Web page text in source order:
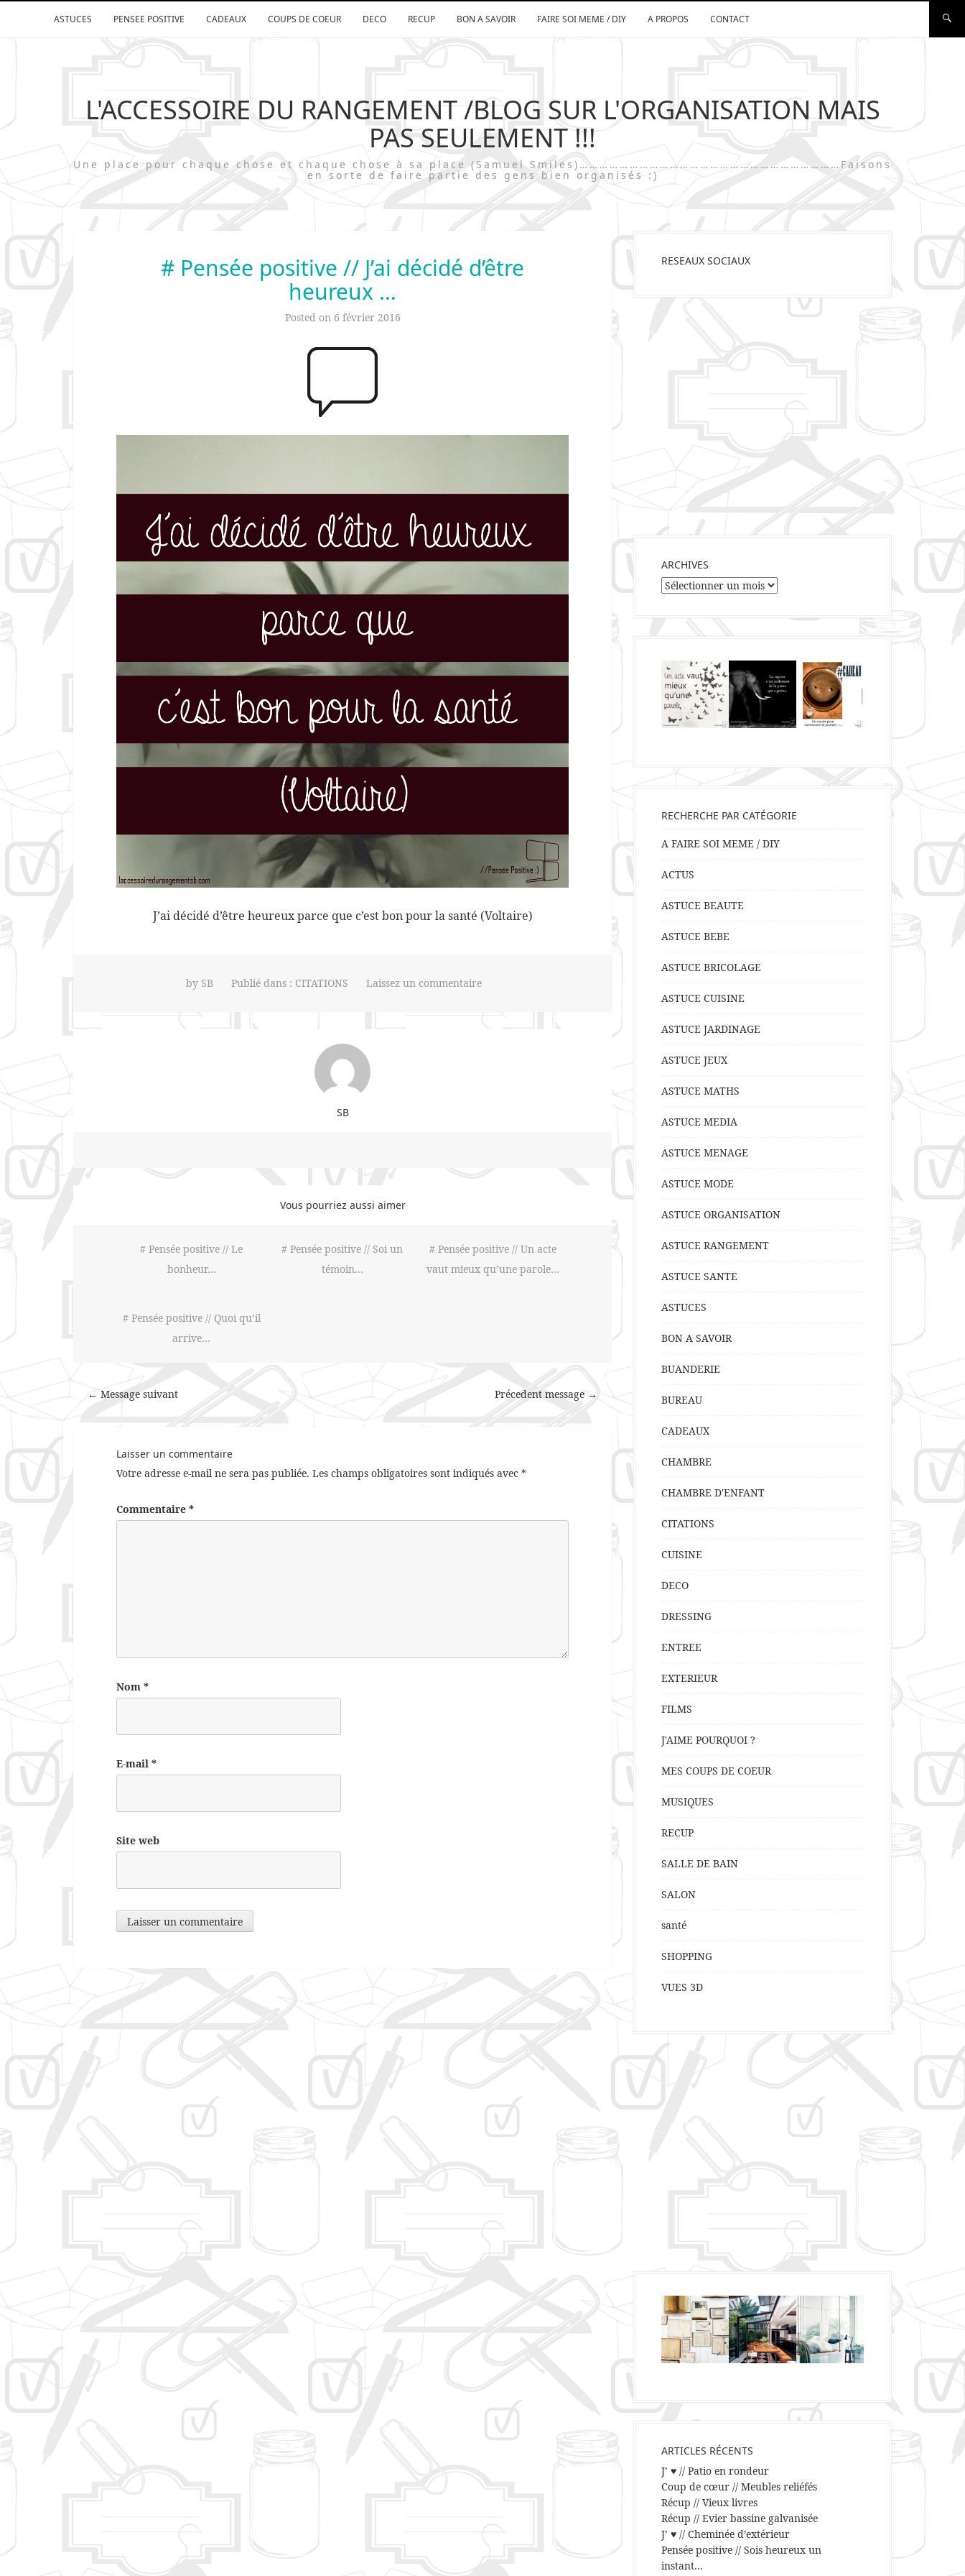
ASTUCES PENSEE POSITIVE CADEAUX COUPS DE COEUR DECO RECUP BON A SAVOIR FAIRE SOI MEME / DIY A PROPOS CONTACT
L'ACCESSOIRE DU RANGEMENT /BLOG SUR L'ORGANISATION MAIS
PAS SEULEMENT !!!
Une place pour chaque chose et chaque chose à sa place (Samuel Smiles)……………………………………………………………………Faisons
en sorte de faire partie des gens bien organisés :)
# Pensée positive // J’ai décidé d’être
heureux …
Posted on 6 février 2016
J’ai décidé d’être heureux parce que c’est bon pour la santé (Voltaire)
by SB Publié dans : CITATIONS Laissez un commentaire
SB
Vous pourriez aussi aimer
# Pensée positive // Le
bonheur…
# Pensée positive // Soi un
témoin…
# Pensée positive // Un acte
vaut mieux qu’une parole…
# Pensée positive // Quoi qu’il
arrive…
Précedent message →
← Message suivant
Laisser un commentaire
Votre adresse e-mail ne sera pas publiée. Les champs obligatoires sont indiqués avec *
Commentaire *
Nom *
E-mail *
Site web
RESEAUX SOCIAUX
ARCHIVES
Archives
RECHERCHE PAR CATÉGORIE
A FAIRE SOI MEME / DIY
ACTUS
ASTUCE BEAUTE
ASTUCE BEBE
ASTUCE BRICOLAGE
ASTUCE CUISINE
ASTUCE JARDINAGE
ASTUCE JEUX
ASTUCE MATHS
ASTUCE MEDIA
ASTUCE MENAGE
ASTUCE MODE
ASTUCE ORGANISATION
ASTUCE RANGEMENT
ASTUCE SANTE
ASTUCES
BON A SAVOIR
BUANDERIE
BUREAU
CADEAUX
CHAMBRE
CHAMBRE D'ENFANT
CITATIONS
CUISINE
DECO
DRESSING
ENTREE
EXTERIEUR
FILMS
J'AIME POURQUOI ?
MES COUPS DE COEUR
MUSIQUES
RECUP
SALLE DE BAIN
SALON
santé
SHOPPING
VUES 3D
ARTICLES RÉCENTS
J’ ♥ // Patio en rondeur
Coup de cœur // Meubles reliéfés
Récup // Vieux livres
Récup // Evier bassine galvanisée
J’ ♥ // Cheminée d’extérieur
Pensée positive // Sois heureux un
instant…